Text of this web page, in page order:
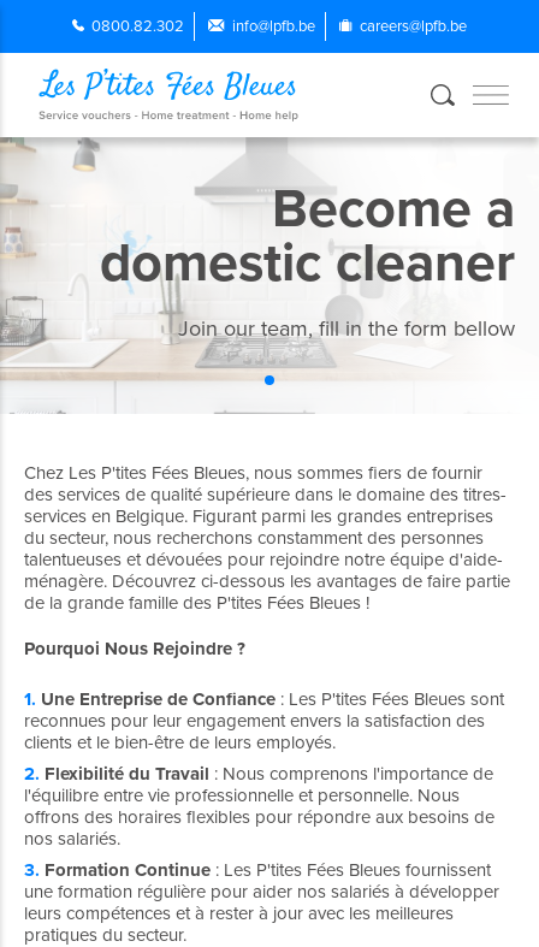
0800.82.302 info@lpfb.be careers@lpfb.be
Become a
domestic cleaner
Join our team, fill in the form bellow
Chez Les P'tites Fées Bleues, nous sommes fiers de fournir
des services de qualité supérieure dans le domaine des titres-
services en Belgique. Figurant parmi les grandes entreprises
du secteur, nous recherchons constamment des personnes
talentueuses et dévouées pour rejoindre notre équipe d'aide-
ménagère. Découvrez ci-dessous les avantages de faire partie
de la grande famille des P'tites Fées Bleues !
Pourquoi Nous Rejoindre ?
Une Entreprise de Confiance : Les P'tites Fées Bleues sont
reconnues pour leur engagement envers la satisfaction des
clients et le bien-être de leurs employés.
Flexibilité du Travail : Nous comprenons l'importance de
l'équilibre entre vie professionnelle et personnelle. Nous
offrons des horaires flexibles pour répondre aux besoins de
nos salariés.
Formation Continue : Les P'tites Fées Bleues fournissent
une formation régulière pour aider nos salariés à développer
leurs compétences et à rester à jour avec les meilleures
pratiques du secteur.